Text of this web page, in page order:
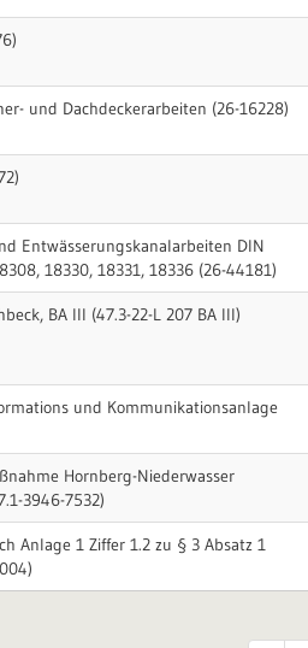
und Dachdeckerarbeiten (26-16228)
Entwässerungskanalarbeiten DIN
18330, 18331, 18336 (26-44181)
BA III (47.3-22-L 207 BA III)
und Kommunikationsanlage
Hornberg-Niederwasser
3946-7532)
Anlage 1 Ziffer 1.2 zu § 3 Absatz 1